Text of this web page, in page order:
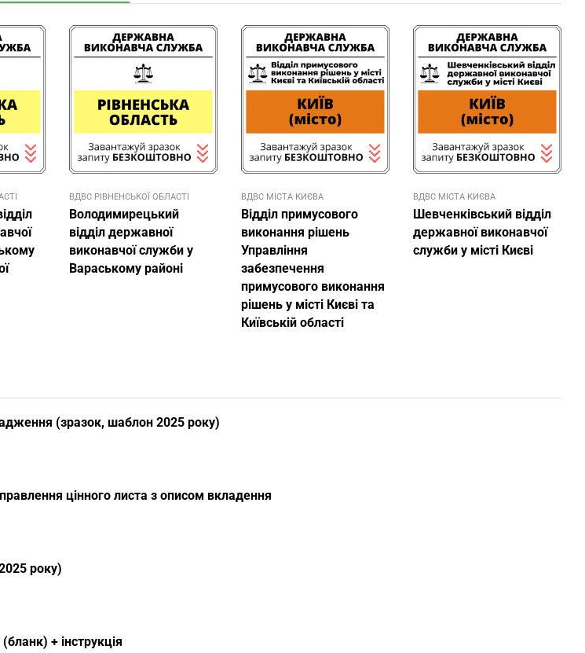
ВДВС РІВНЕНСЬКОЇ ОБЛАСТІ
Володимирецький
відділ державної
виконавчої служби у
Вараському районі
ВДВС МІСТА КИЄВА
Відділ примусового
виконання рішень
Управління
забезпечення
примусового виконання
рішень у місті Києві та
Київській області
ВДВС МІСТА КИЄВА
Шевченківський відділ
державної виконавчої
служби у місті Києві
(зразок, шаблон 2025 року)
цінного листа з описом вкладення
року)
+ інструкція